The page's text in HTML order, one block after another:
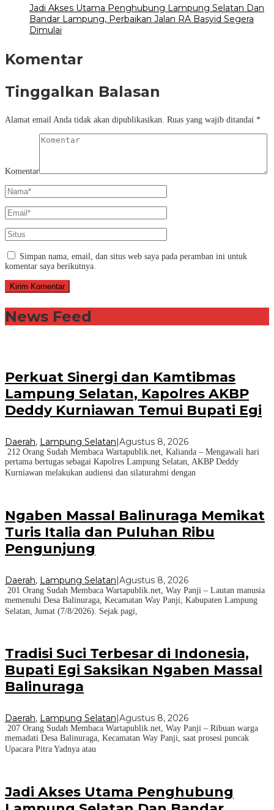
Jadi Akses Utama Penghubung Lampung Selatan Dan
Bandar Lampung, Perbaikan Jalan RA Basyid Segera
Dimulai
Komentar
Tinggalkan Balasan
Alamat email Anda tidak akan dipublikasikan. Ruas yang wajib ditandai *
Komentar
Simpan nama, email, dan situs web saya pada peramban ini untuk
komentar saya berikutnya.
News Feed
Perkuat Sinergi dan Kamtibmas
Lampung Selatan, Kapolres AKBP
Deddy Kurniawan Temui Bupati Egi
Daerah, Lampung Selatan Agustus 8, 2026
212 Orang Sudah Membaca Wartapublik.net, Kalianda – Mengawali hari
pertama bertugas sebagai Kapolres Lampung Selatan, AKBP Deddy
Kurniawan melakukan audiensi dan silaturahmi dengan
Ngaben Massal Balinuraga Memikat
Turis Italia dan Puluhan Ribu
Pengunjung
Daerah, Lampung Selatan|Agustus 8, 2026
201 Orang Sudah Membaca Wartapublik.net, Way Panji – Lautan manusia
memenuhi Desa Balinuraga, Kecamatan Way Panji, Kabupaten Lampung
Selatan, Jumat (7/8/2026). Sejak pagi,
Tradisi Suci Terbesar di Indonesia,
Bupati Egi Saksikan Ngaben Massal
Balinuraga
Daerah, Lampung Selatan Agustus 8, 2026
207 Orang Sudah Membaca Wartapublik.net, Way Panji – Ribuan warga
memadati Desa Balinuraga, Kecamatan Way Panji, saat prosesi puncak
Upacara Pitra Yadnya atau
Jadi Akses Utama Penghubung